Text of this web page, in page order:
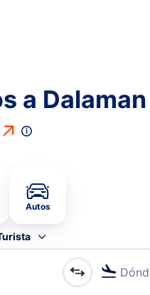
a
Autos